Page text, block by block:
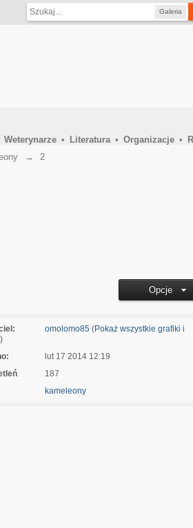
Galeria
Weterynarze • Literatura • Organizacje •
→ 2
Opcje
omolomo85(Pokaż wszystkie grafiki i
)
lut 17 2014 12:19
187
kameleony